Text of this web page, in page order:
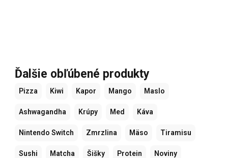
Ďalšie obľúbené produkty
Pizza Kiwi Kapor Mango Maslo
Ashwagandha Krúpy Med Káva
Nintendo Switch Zmrzlina Mäso Tiramisu
Sushi Matcha Šišky Protein Noviny